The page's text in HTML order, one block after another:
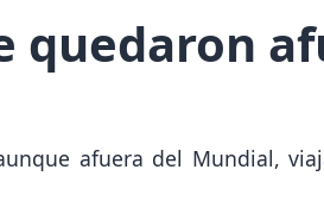
quedaron
afuera del Mundial,